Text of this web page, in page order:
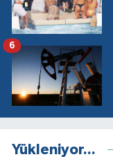
6
Yükleniyor...